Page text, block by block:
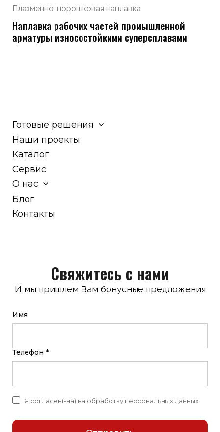
Плазменно-порошковая наплавка
Наплавка рабочих частей промышленной
арматуры износостойкими суперсплавами
Готовые решения
Наши проекты
Каталог
Сервис
О нас
Блог
Контакты
Свяжитесь с нами
И мы пришлем Вам бонусные предложения
Имя
Телефон *
Я согласен(-на) на обработку персональных данных